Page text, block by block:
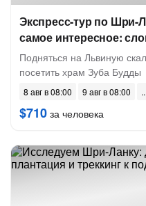
Экспресс-тур по Шри-
самое интересное:
Подняться на Львиную
посетить храм Зуба Будды
8 авг в 08:00 9 авг в 08:00
$710 за человека